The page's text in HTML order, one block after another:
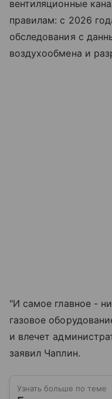
вентиляционные
правилам: с 2026
обследования с
воздухообмена и
"И самое главное -
газовое
и влечет
заявил Чаплин.
Узнать больше по теме